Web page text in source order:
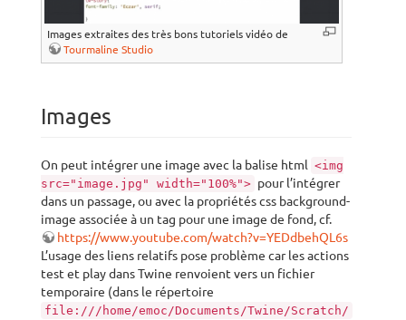
Images extraites des très bons tutoriels vidéo de
Tourmaline Studio
Images
On peut intégrer une image avec la balise html <img
src="image.jpg" width="100%"> pour l’intégrer
dans un passage, ou avec la propriétés css background-
image associée à un tag pour une image de fond, cf.
https://www.youtube.com/watch?v=YEDdbehQL6s
L’usage des liens relatifs pose problème car les actions
test et play dans Twine renvoient vers un fichier
temporaire (dans le répertoire
file:///home/emoc/Documents/Twine/Scratch/